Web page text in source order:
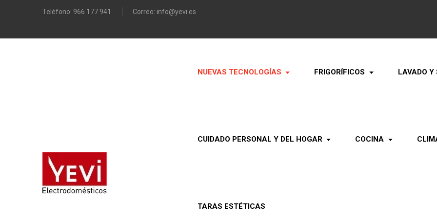
Teléfono: 966 177 941 Correo: info@yevi.es
NUEVAS TECNOLOGÍAS FRIGORÍFICOS LAVADO Y
CUIDADO PERSONAL Y DEL HOGAR COCINA
TARAS ESTÉTICAS